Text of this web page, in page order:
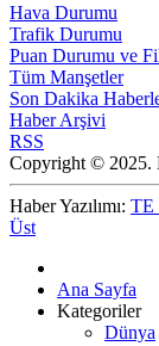
Hava Durumu
Trafik Durumu
Puan Durumu ve
Tüm Manşetler
Son Dakika
Haber Arşivi
RSS
Copyright © 2025.
Haber Yazılımı: TE
Üst
Ana Sayfa
Kategoriler
Dünya